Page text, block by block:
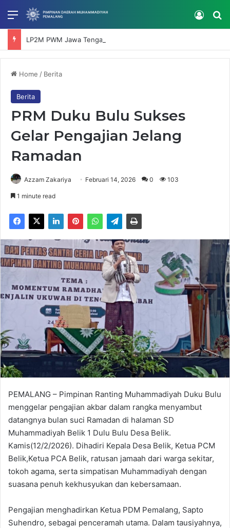
Menu Log In
Home / Berita
Berita
PRM Duku Bulu Sukses
Gelar Pengajian Jelang
Ramadan
Azzam Zakariya Februari 14, 2026 0 103
1 minute read
PEMALANG – Pimpinan Ranting Muhammadiyah Duku Bulu
menggelar pengajian akbar dalam rangka menyambut
datangnya bulan suci Ramadan di halaman SD
Muhammadiyah Belik 1 Dulu Bulu Desa Belik.
Kamis(12/2/2026). Dihadiri Kepala Desa Belik, Ketua PCM
Belik,Ketua PCA Belik, ratusan jamaah dari warga sekitar,
tokoh agama, serta simpatisan Muhammadiyah dengan
suasana penuh kekhusyukan dan kebersamaan.
Pengajian menghadirkan Ketua PDM Pemalang, Sapto
Suhendro, sebagai penceramah utama. Dalam tausiyahnya,